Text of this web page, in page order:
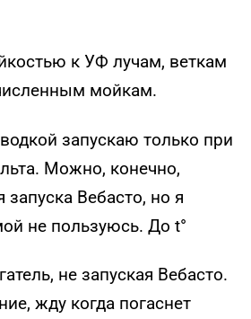
к УФ лучам, веткам
мойкам.
запускаю только при
Можно, конечно,
запуска Вебасто, но я
не пользуюсь. До t°
не запуская Вебасто.
жду когда погаснет